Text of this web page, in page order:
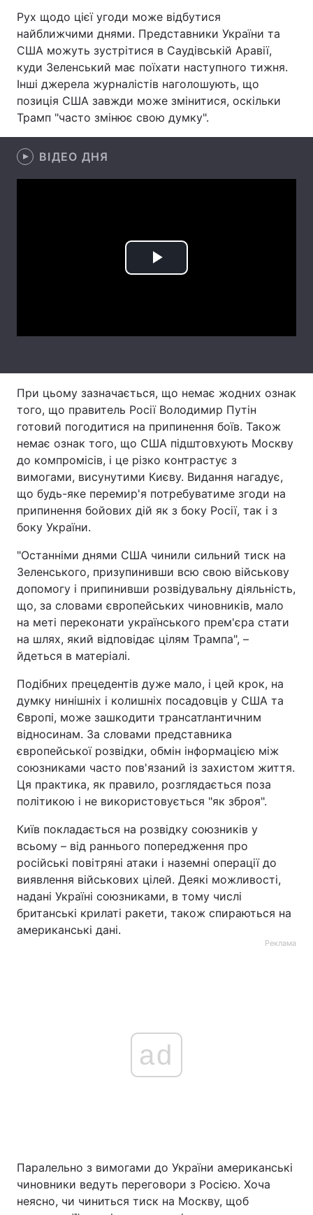
Відео з Youtube Статті
Інтерв'ю Думки
Архів Вакансії
Контакти
Послуги
Рух щодо цієї угоди може відбутися
найближчими днями. Представники України та
США можуть зустрітися в Саудівській Аравії,
куди Зеленський має поїхати наступного тижня.
Інші джерела журналістів наголошують, що
позиція США завжди може змінитися, оскільки
Трамп "часто змінює свою думку".
ВІДЕО ДНЯ
Play
При цьому зазначається, що немає жодних ознак
того, що правитель Росії Володимир Путін
готовий погодитися на припинення боїв. Також
немає ознак того, що США підштовхують Москву
до компромісів, і це різко контрастує з
вимогами, висунутими Києву. Видання нагадує,
що будь-яке перемир'я потребуватиме згоди на
припинення бойових дій як з боку Росії, так і з
боку України.
"Останніми днями США чинили сильний тиск на
Зеленського, призупинивши всю свою військову
допомогу і припинивши розвідувальну діяльність,
що, за словами європейських чиновників, мало
на меті переконати українського прем'єра стати
на шлях, який відповідає цілям Трампа", –
йдеться в матеріалі.
Подібних прецедентів дуже мало, і цей крок, на
думку нинішніх і колишніх посадовців у США та
Європі, може зашкодити трансатлантичним
відносинам. За словами представника
європейської розвідки, обмін інформацією між
союзниками часто пов'язаний із захистом життя.
Ця практика, як правило, розглядається поза
політикою і не використовується "як зброя".
Київ покладається на розвідку союзників у
всьому – від раннього попередження про
російські повітряні атаки і наземні операції до
виявлення військових цілей. Деякі можливості,
надані Україні союзниками, в тому числі
британські крилаті ракети, також спираються на
американські дані.
Реклама
ad
Паралельно з вимогами до України американські
чиновники ведуть переговори з Росією. Хоча
неясно, чи чиниться тиск на Москву, щоб